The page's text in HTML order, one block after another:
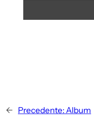
← Precedente: Album